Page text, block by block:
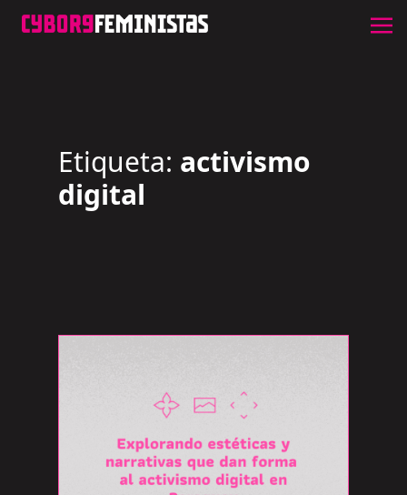
Etiqueta: activismo
digital